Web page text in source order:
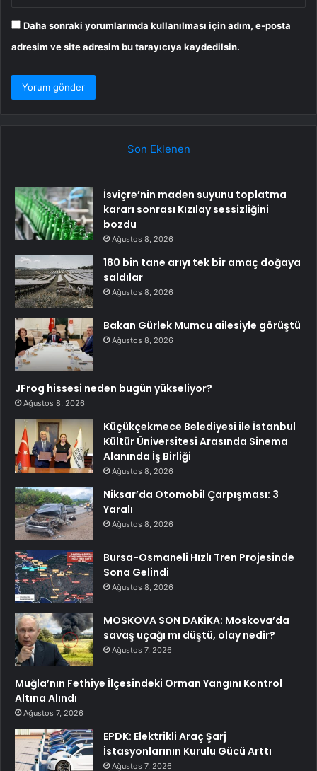
Daha sonraki yorumlarımda kullanılması için adım, e-posta
adresim ve site adresim bu tarayıcıya kaydedilsin.
Son Eklenen
İsviçre’nin maden suyunu toplatma
kararı sonrası Kızılay sessizliğini
bozdu
Ağustos 8, 2026
180 bin tane arıyı tek bir amaç doğaya
saldılar
Ağustos 8, 2026
Bakan Gürlek Mumcu ailesiyle görüştü
Ağustos 8, 2026
JFrog hissesi neden bugün yükseliyor?
Ağustos 8, 2026
Küçükçekmece Belediyesi ile İstanbul
Kültür Üniversitesi Arasında Sinema
Alanında İş Birliği
Ağustos 8, 2026
Niksar’da Otomobil Çarpışması: 3
Yaralı
Ağustos 8, 2026
Bursa-Osmaneli Hızlı Tren Projesinde
Sona Gelindi
Ağustos 8, 2026
MOSKOVA SON DAKİKA: Moskova’da
savaş uçağı mı düştü, olay nedir?
Ağustos 7, 2026
Muğla’nın Fethiye İlçesindeki Orman Yangını Kontrol
Altına Alındı
Ağustos 7, 2026
EPDK: Elektrikli Araç Şarj
İstasyonlarının Kurulu Gücü Arttı
Ağustos 7, 2026